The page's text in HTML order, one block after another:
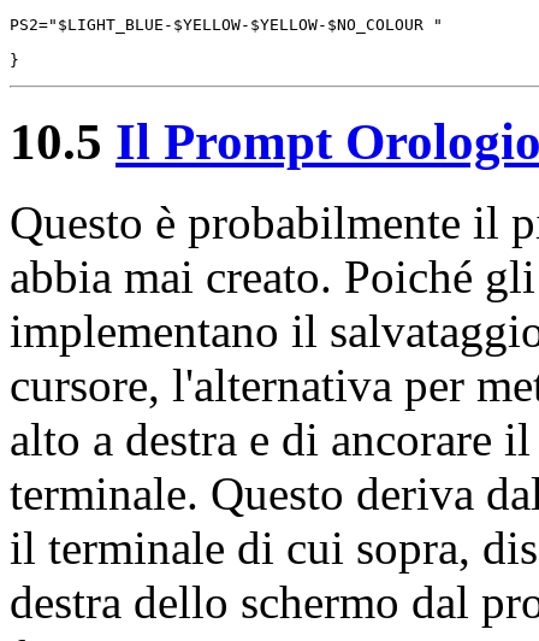
PS2="$LIGHT_BLUE-$YELLOW-$YELLOW-$NO_COLOUR "
10.5 Il Prompt
Questo è probabilmente il
abbia mai creato. Poiché
implementano il
cursore, l'alternativa per
alto a destra e di ancorare
terminale. Questo deriva
il terminale di cui sopra,
destra dello schermo dal